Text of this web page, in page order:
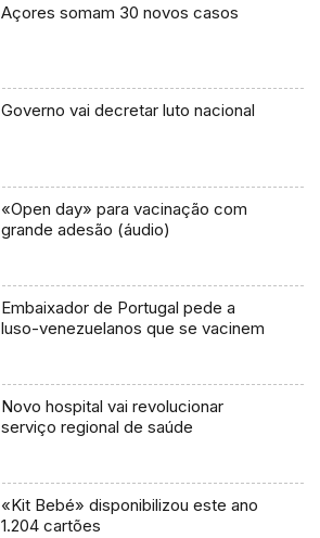
Açores somam 30 novos casos
Governo vai decretar luto nacional
«Open day» para vacinação com
grande adesão (áudio)
Embaixador de Portugal pede a
luso-venezuelanos que se vacinem
Novo hospital vai revolucionar
serviço regional de saúde
«Kit Bebé» disponibilizou este ano
1.204 cartões